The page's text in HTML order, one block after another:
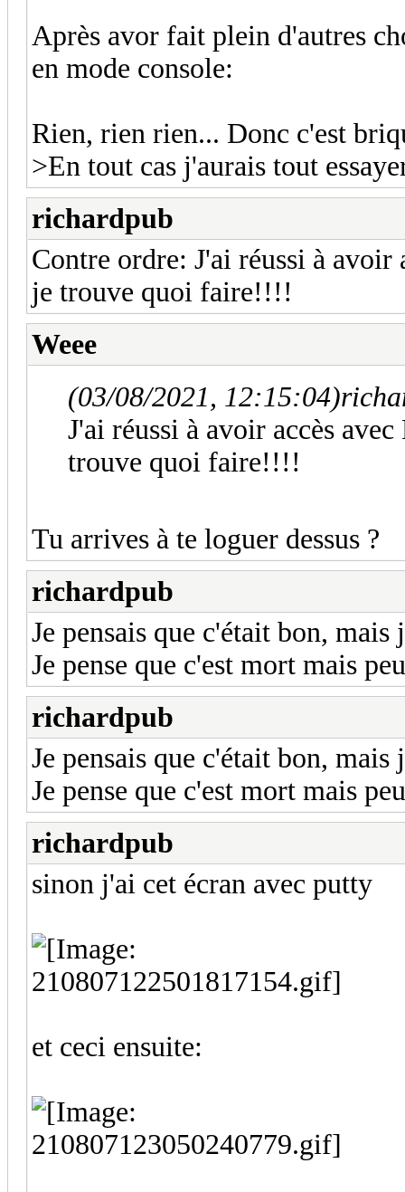
Après avor fait plein d'autres
en mode console:
Rien, rien rien... Donc c'est
>En tout cas j'aurais tout
richardpub
Contre ordre: J'ai réussi à avoir
je trouve quoi faire!!!!
Weee
(03/08/2021, 12:15:04)
J'ai réussi à avoir accès
trouve quoi faire!!!!
Tu arrives à te loguer dessus ?
richardpub
Je pensais que c'était bon,
Je pense que c'est mort mais
richardpub
Je pensais que c'était bon,
Je pense que c'est mort mais
richardpub
sinon j'ai cet écran avec putty
et ceci ensuite: